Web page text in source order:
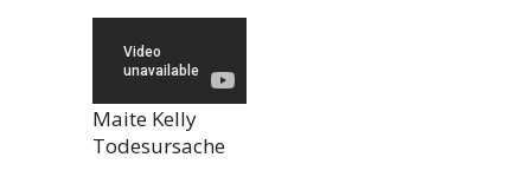
Maite Kelly
Todesursache